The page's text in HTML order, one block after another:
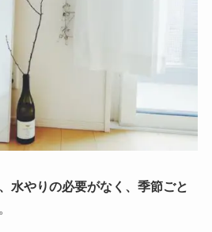
水やりの必要がなく、季節ごと
。